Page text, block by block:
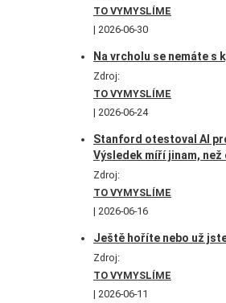
TO VYMYSLÍME
2026-06-30
Na vrcholu se nemáte s
Zdroj:
TO VYMYSLÍME
2026-06-24
Stanford otestoval AI
Výsledek míří jinam, než
Zdroj:
TO VYMYSLÍME
2026-06-16
Ještě hoříte nebo už
Zdroj:
TO VYMYSLÍME
2026-06-11